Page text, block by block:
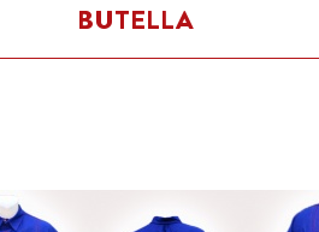
BUTELLA